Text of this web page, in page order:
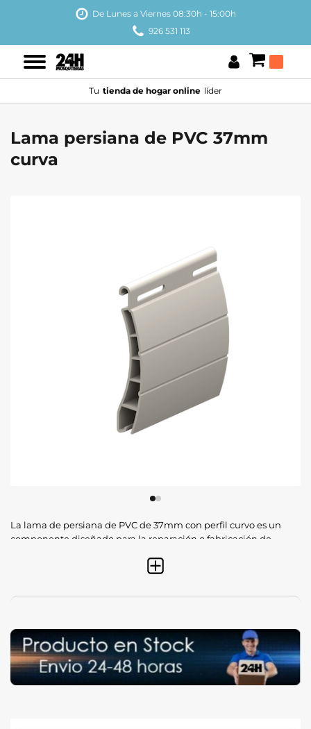
De Lunes a Viernes 08:30h - 15:00h
926 531 113
Tu tienda de hogar online líder
Lama persiana de PVC 37mm
curva
La lama de persiana de PVC de 37mm con perfil curvo es un
componente diseñado para la reparación o fabricación de
reducido y su forma curvada, esta lama permite un
del cajón, lo que la hace compatible con la mayoría de
económica para el control de la luz y la privacidad,
manteniendo un peso liviano que facilita enormemente el
accionamiento manual de la persiana.